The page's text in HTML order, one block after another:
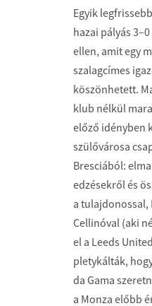
Egyik
hazai pályás
ellen, amit egy
szalagcímes
köszönhetett.
klub nélkül
előző idényben
szülővárosa
Bresciából:
edzésekről és
a tulajdonossal,
Cellinóval (aki
el a Leeds
pletykálták,
da Gama
a Monza előbb